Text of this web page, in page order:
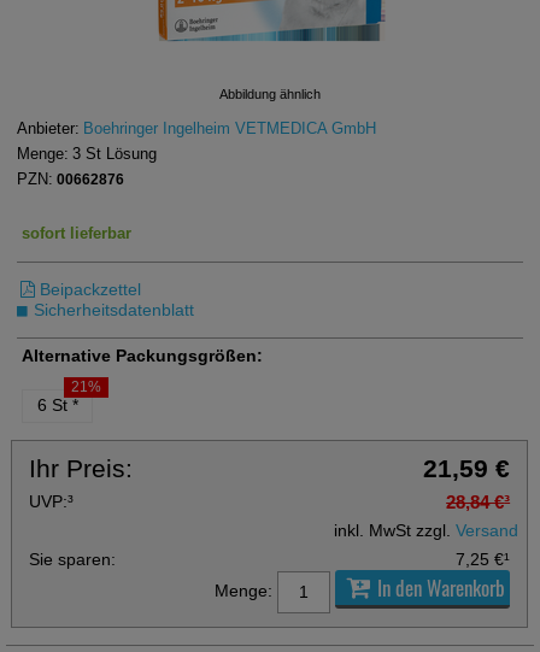
Abbildung ähnlich
Anbieter: Boehringer Ingelheim VETMEDICA GmbH
Menge: 3 St Lösung
PZN: 00662876
sofort lieferbar
Beipackzettel
Sicherheitsdatenblatt
Alternative Packungsgrößen:
6 St *
21%
Ihr Preis: 21,59 €
UVP:³ 28,84 €³
inkl. MwSt zzgl.Versand
Sie sparen:
7,25 €¹
Menge:
In den Warenkorb